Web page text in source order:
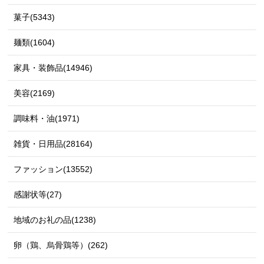
菓子(5343)
麺類(1604)
家具・装飾品(14946)
美容(2169)
調味料・油(1971)
雑貨・日用品(28164)
ファッション(13552)
感謝状等(27)
地域のお礼の品(1238)
卵（鶏、烏骨鶏等）(262)